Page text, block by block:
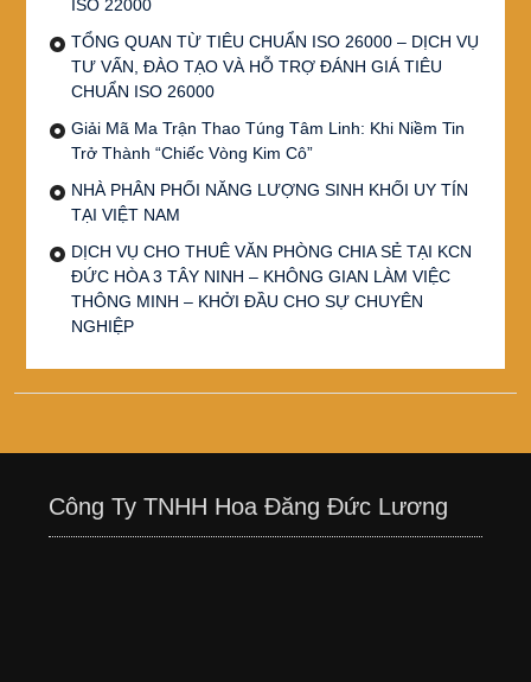
ISO 22000
TỔNG QUAN TỪ TIÊU CHUẨN ISO 26000 – DỊCH VỤ
TƯ VẤN, ĐÀO TẠO VÀ HỖ TRỢ ĐÁNH GIÁ TIÊU
CHUẨN ISO 26000
Giải Mã Ma Trận Thao Túng Tâm Linh: Khi Niềm Tin
Trở Thành “Chiếc Vòng Kim Cô”
NHÀ PHÂN PHỐI NĂNG LƯỢNG SINH KHỐI UY TÍN
TẠI VIỆT NAM
DỊCH VỤ CHO THUÊ VĂN PHÒNG CHIA SẺ TẠI KCN
ĐỨC HÒA 3 TÂY NINH – KHÔNG GIAN LÀM VIỆC
THÔNG MINH – KHỞI ĐẦU CHO SỰ CHUYÊN
NGHIỆP
Công Ty TNHH Hoa Đăng Đức Lương